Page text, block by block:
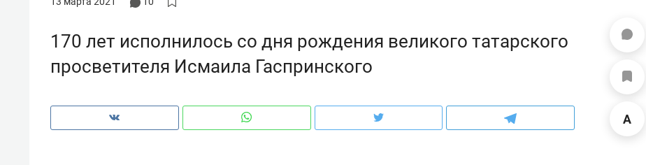
170 лет исполнилось со дня рождения великого татарского
просветителя Исмаила Гаспринского